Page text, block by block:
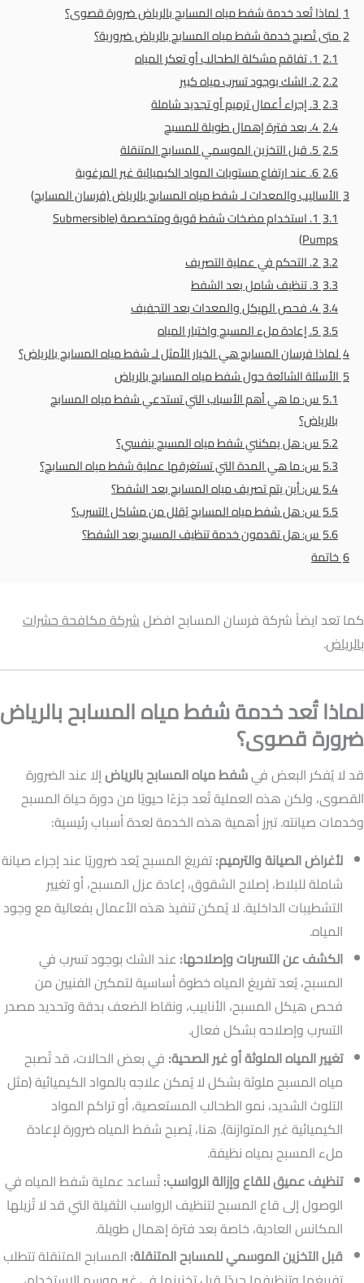
1لماذا تُعد خدمة شفط مياه المسابح بالرياض ضرورة قصوى؟
2متى تُصبح خدمة شفط مياه المسابح بالرياض ضرورية؟
2.11. تفاقم مشكلة الطحالب أو تعكر المياه
2.22. الشك بوجود تسرب مياه كبير
2.33. إجراء أعمال ترميم أو تجديد شاملة
2.44. بعد فترة إهمال طويلة للمسبح
2.55. قبل التخزين الموسمي للمسابح المتنقلة
2.66. عند ارتفاع مستويات المواد الكيميائية غير المرغوبة
3الأساليب والمعدات لـ شفط مياه المسابح بالرياض (فرسان المسابح)
3.1
1. استخدام مضخات شفط قوية ومتخصصة (Submersible
Pumps)
3.22. التحكم في عملية التصريف
3.33. تنظيف شامل بعد الشفط
3.44. فحص الهيكل والمعدات بعد التجفيف
3.55. إعادة ملء المسبح واختبار المياه
4لماذا فرسان المسابح هي الخيار الأمثل لـ شفط مياه المسابح بالرياض؟
5الأسئلة الشائعة حول شفط مياه المسابح بالرياض
5.1س: ما هي أهم الأسباب التي تستدعي شفط مياه المسابح
بالرياض؟
5.2س: هل يمكنني شفط مياه المسبح بنفسي؟
5.3س: ما هي المدة التي تستغرقها عملية شفط مياه المسابح؟
5.4س: أين يتم تصريف مياه المسابح بعد الشفط؟
5.5س: هل شفط مياه المسابح يُقلل من مشاكل التسرب؟
5.6س: هل تقدمون خدمة تنظيف المسبح بعد الشفط؟
6خاتمة
كما تعد ايضاً شركة فرسان المسابح افضلشركة مكافحة حشرات
بالرياض.
لماذا تُعد خدمة شفط مياه المسابح بالرياض
ضرورة قصوى؟
قد لا يُفكر البعض فيشفط مياه المسابح بالرياضإلا عند الضرورة
القصوى، ولكن هذه العملية تُعد جزءًا حيويًا من دورة حياة المسبح
وخدمات صيانته. تبرز أهمية هذه الخدمة لعدة أسباب رئيسية:
لأغراض الصيانة والترميم:تفريغ المسبح يُعد ضروريًا عند إجراء صيانة
شاملة للبلاط، إصلاح الشقوق، إعادة عزل المسبح، أو تغيير
التشطيبات الداخلية. لا يُمكن تنفيذ هذه الأعمال بفعالية مع وجود
المياه.
الكشف عن التسربات وإصلاحها: عند الشك بوجود تسرب في
المسبح، يُعد تفريغ المياه خطوة أساسية لتمكين الفنيين من
فحص هيكل المسبح، الأنابيب، ونقاط الضعف بدقة وتحديد مصدر
التسرب وإصلاحه بشكل فعال.
تغيير المياه الملوثة أو غير الصحية: في بعض الحالات، قد تُصبح
مياه المسبح ملوثة بشكل لا يُمكن علاجه بالمواد الكيميائية (مثل
التلوث الشديد، نمو الطحالب المستعصية، أو تراكم المواد
الكيميائية غير المتوازنة). هنا، يُصبح شفط المياه ضرورة لإعادة
ملء المسبح بمياه نظيفة.
تنظيف عميق للقاع وإزالة الرواسب:تُساعد عملية شفط المياه في
الوصول إلى قاع المسبح لتنظيف الرواسب الثقيلة التي قد لا تُزيلها
المكانس العادية، خاصة بعد فترة إهمال طويلة.
قبل التخزين الموسمي للمسابح المتنقلة: المسابح المتنقلة تتطلب